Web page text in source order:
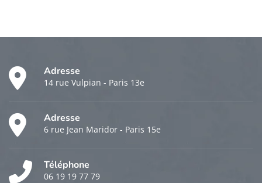
Adresse
14 rue Vulpian - Paris 13e
Adresse
6 rue Jean Maridor - Paris 15e
Téléphone
06 19 19 77 79